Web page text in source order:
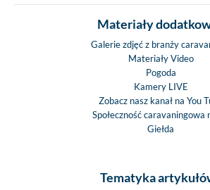
Materiały
Galerie zdjęć z branży
Materiały Video
Pogoda
Kamery LIVE
Zobacz nasz kanał na You
Społeczność caravaningowa
Giełda
Tematyka